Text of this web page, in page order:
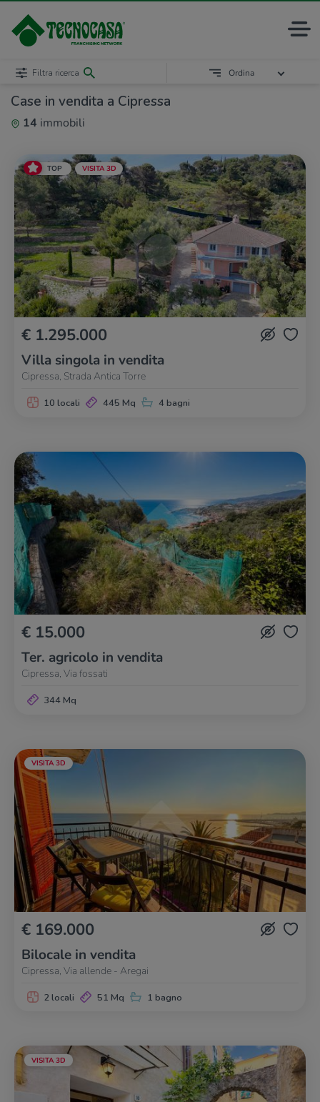
Case in vendita a Cipressa
14 immobili
Filtra ricerca Ordina
TOP VISITA 3D
€ 1.295.000
Villa singola in vendita
Cipressa, Strada Antica Torre
10 locali 445 Mq 4 bagni
€ 15.000
Ter. agricolo in vendita
Cipressa, Via fossati
344 Mq
VISITA 3D
€ 169.000
Bilocale in vendita
Cipressa, Via allende - Aregai
2 locali 51 Mq 1 bagno
VISITA 3D